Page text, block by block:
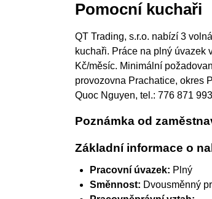
Pomocní kuchaři
QT Trading, s.r.o. nabízí 3
kuchaři. Práce na plný úvazek
Kč/měsíc. Minimální
provozovna Prachatice, okres
Quoc Nguyen, tel.: 776 871
Poznámka od
Základní informace o
Pracovní úvazek: Plný
Směnnost: Dvousměnný